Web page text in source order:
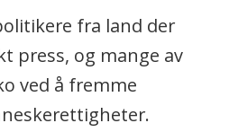
fra land der
press, og mange av
ved å fremme